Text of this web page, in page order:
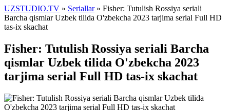
UZSTUDIO.TV » Seriallar» Fisher: Tutulish Rossiya seriali
Barcha qismlar Uzbek tilida O'zbekcha 2023 tarjima serial Full HD
tas-ix skachat
Fisher: Tutulish Rossiya seriali Barcha
qismlar Uzbek tilida O'zbekcha 2023
tarjima serial Full HD tas-ix skachat